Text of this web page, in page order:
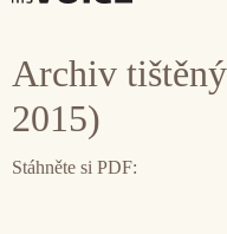
Archiv
2015)
Stáhněte si PDF: